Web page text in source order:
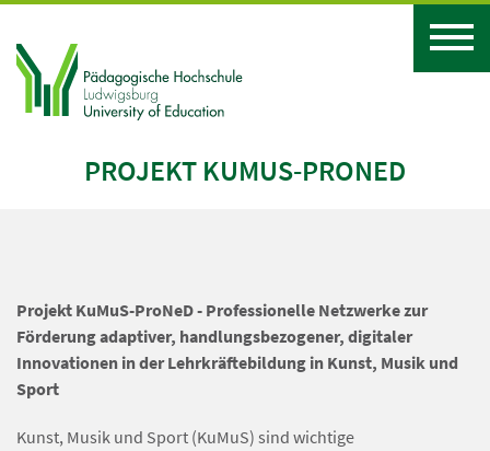
PROJEKT KUMUS-PRONED
Projekt KuMuS-ProNeD - Professionelle Netzwerke zur
Förderung adaptiver, handlungsbezogener, digitaler
Innovationen in der Lehrkräftebildung in Kunst, Musik und
Sport
Kunst, Musik und Sport (KuMuS) sind wichtige